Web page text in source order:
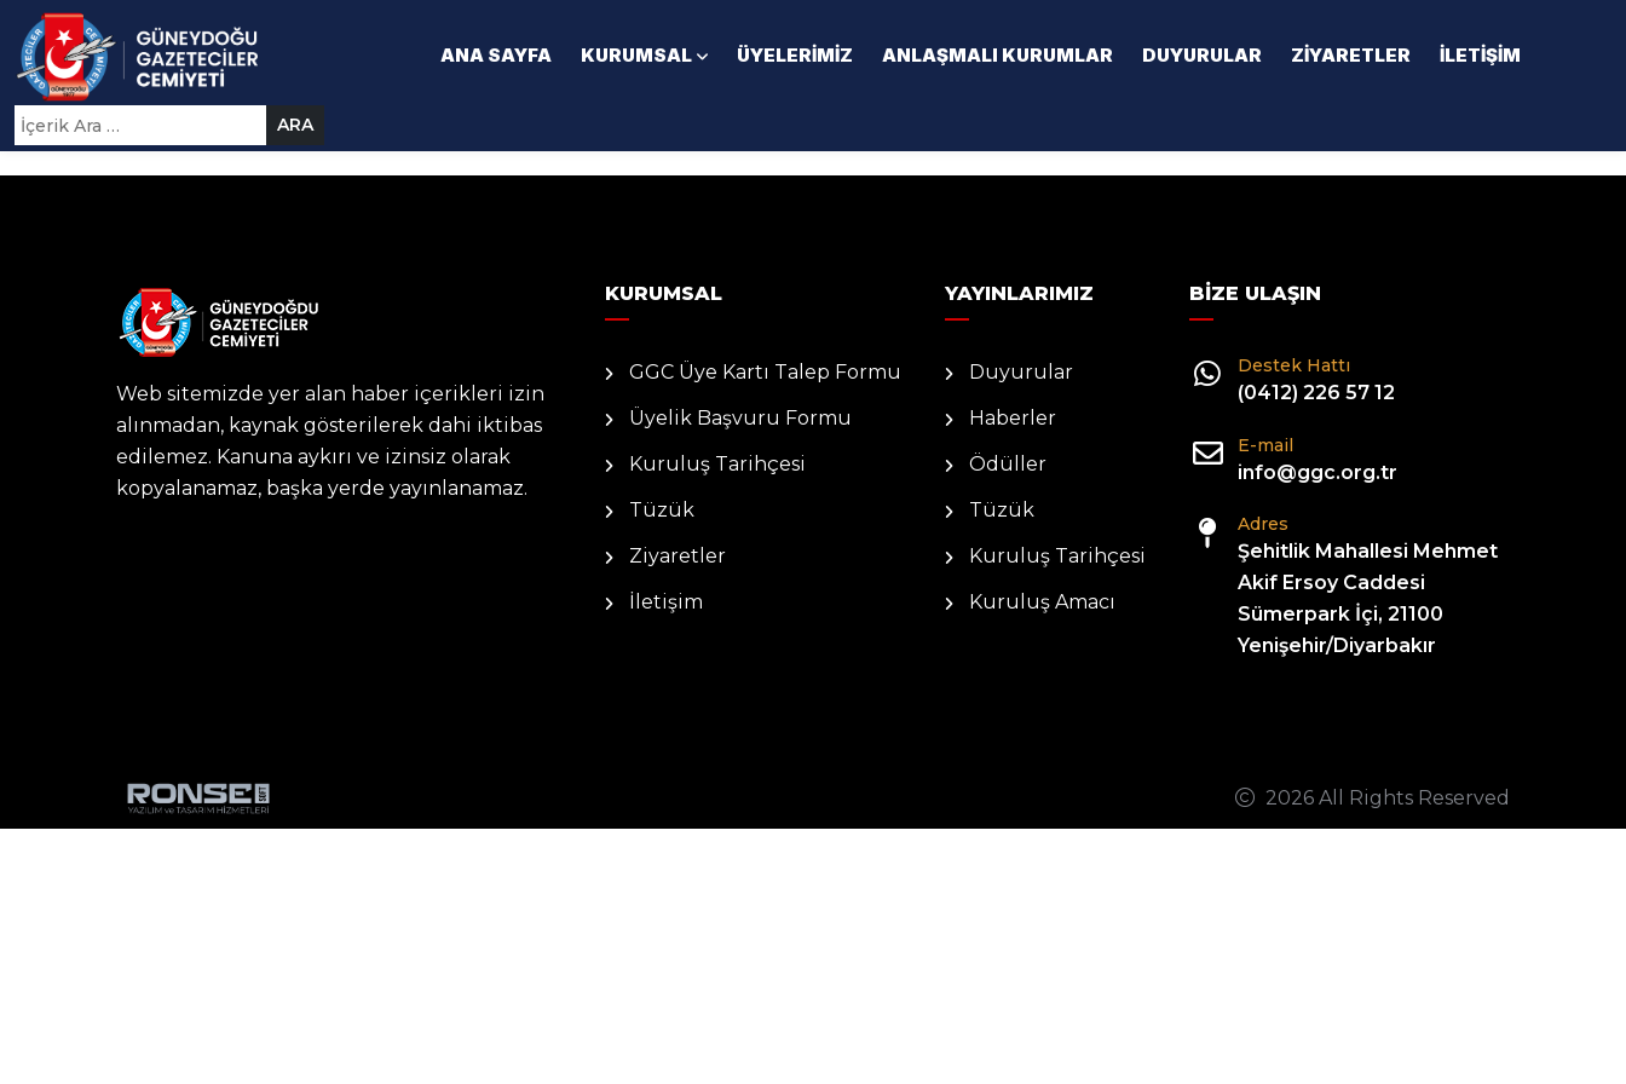
ANA SAYFA KURUMSAL ÜYELERIMIZ ANLAŞMALI KURUMLAR DUYURULAR ZIYARETLER İLETIŞIM
ARA
Web sitemizde yer alan haber içerikleri izin
alınmadan, kaynak gösterilerek dahi iktibas
edilemez. Kanuna aykırı ve izinsiz olarak
kopyalanamaz, başka yerde yayınlanamaz.
KURUMSAL
GGC Üye Kartı Talep Formu
Üyelik Başvuru Formu
Kuruluş Tarihçesi
Tüzük
Ziyaretler
İletişim
YAYINLARIMIZ
Duyurular
Haberler
Ödüller
Tüzük
Kuruluş Tarihçesi
Kuruluş Amacı
BIZE ULAŞIN
Destek Hattı
(0412) 226 57 12
E-mail
info@ggc.org.tr
Adres
Şehitlik Mahallesi Mehmet
Akif Ersoy Caddesi
Sümerpark İçi, 21100
Yenişehir/Diyarbakır
2026 All Rights Reserved